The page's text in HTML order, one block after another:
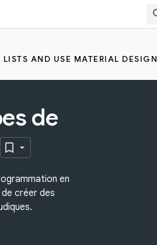
LISTS AND USE MATERIAL DESIGN
de
en
créer des